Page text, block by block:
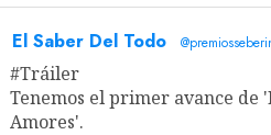
El Saber Del Todo
#Tráiler
Tenemos el primer avance de
Amores'.